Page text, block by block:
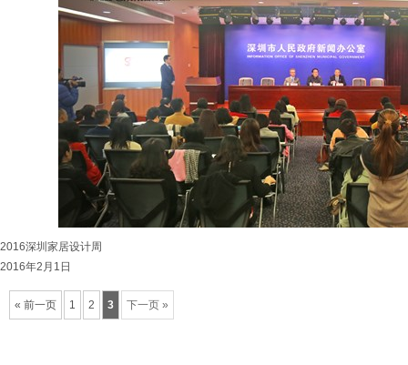
2016深圳家居设计周
2016年2月1日
« 前一页 1 2 3 下一页 »